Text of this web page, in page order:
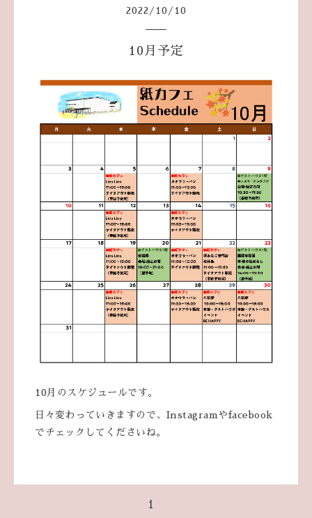
2022 / 10 / 10
10月予定
10月のスケジュールです。
日々変わっていきますので、Instagramやfacebook
でチェックしてくださいね。
1